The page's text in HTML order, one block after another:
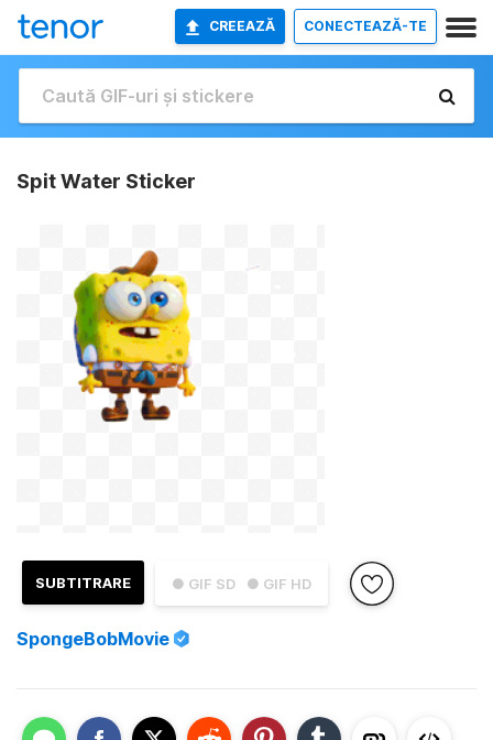
CREEAZĂ CONECTEAZĂ-TE
Spit Water Sticker
● GIF SD ● GIF HD
SUBTITRARE
SpongeBobMovie